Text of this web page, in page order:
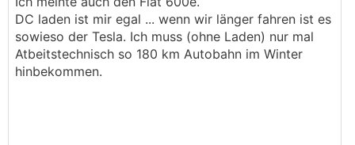
würde mich an Chinesen erst in ca. 5 Jahren
herantrauen, wenn schon mehr Infos bez.
Garantie, Service, Wartung, etc bekannt ist. Kona
EV wäre mir zu langsam DC, Fiat 500e viiiiel zu
klein wenn du vom A3 kommst und auch nur
DC laden ist mir egal ... wenn wir länger fahren ist es
sowieso der Tesla. Ich muss (ohne Laden) nur mal
Atbeitstechnisch so 180 km Autobahn im Winter
hinbekommen.